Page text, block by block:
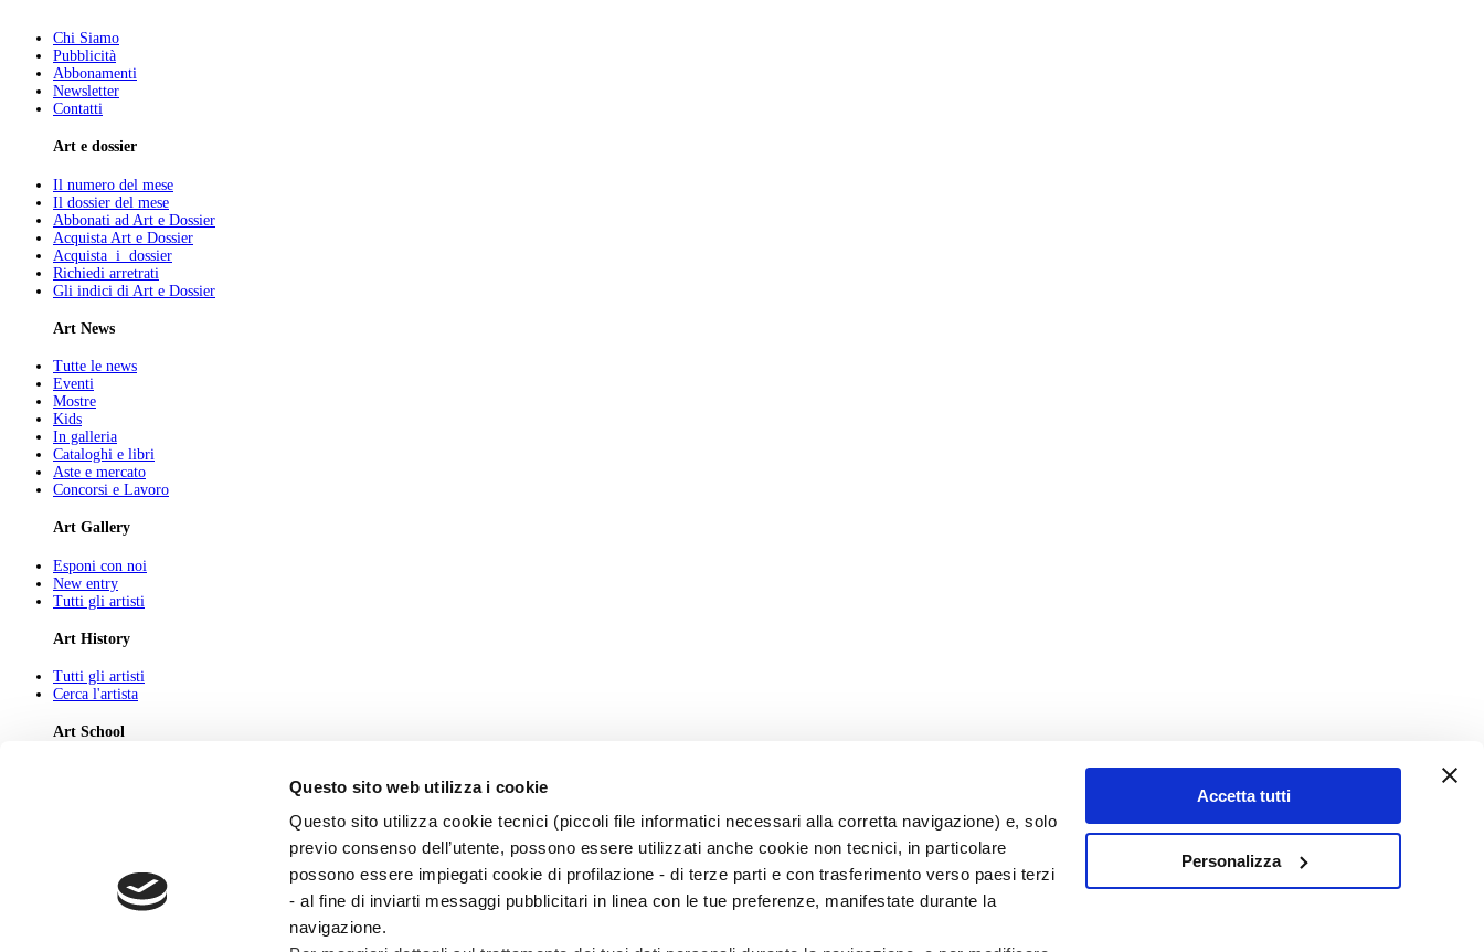
Questo sito web utilizza i cookie
Questo sito utilizza cookie tecnici (piccoli file informatici necessari alla corretta navigazione) e, solo
previo consenso dell’utente, possono essere utilizzati anche cookie non tecnici, in particolare
possono essere impiegati cookie di profilazione - di terze parti e con trasferimento verso paesi terzi
- al fine di inviarti messaggi pubblicitari in linea con le tue preferenze, manifestate durante la
navigazione.
Accetta tutti
Personalizza
Chi Siamo
Pubblicità
Abbonamenti
Newsletter
Contatti
Art e dossier
Il numero del mese
Il dossier del mese
Abbonati ad Art e Dossier
Acquista Art e Dossier
Acquista i dossier
Richiedi arretrati
Gli indici di Art e Dossier
Art News
Tutte le news
Eventi
Mostre
Kids
In galleria
Cataloghi e libri
Aste e mercato
Concorsi e Lavoro
Art Gallery
Esponi con noi
New entry
Tutti gli artisti
Art History
Tutti gli artisti
Cerca l'artista
Art School
Newsletter